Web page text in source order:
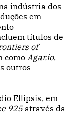
indústria dos
em
títulos de
of
como Agar.io,
outros
Ellipsis, em
925através da